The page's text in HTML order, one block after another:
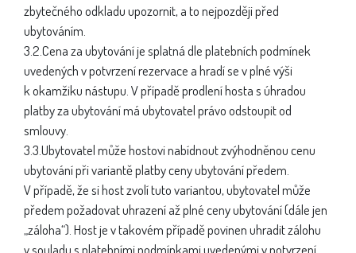
zbytečného odkladu upozornit, a to nejpozději před
ubytováním.
3.2.Cena za ubytování je splatná dle platebních podmínek
uvedených v potvrzení rezervace a hradí se v plné výši
k okamžiku nástupu. V případě prodlení hosta s úhradou
platby za ubytování má ubytovatel právo odstoupit od
smlouvy.
3.3.Ubytovatel může hostovi nabídnout zvýhodněnou cenu
ubytování při variantě platby ceny ubytování předem.
V případě, že si host zvolí tuto variantou, ubytovatel může
předem požadovat uhrazení až plné ceny ubytování (dále jen
„záloha“). Host je v takovém případě povinen uhradit zálohu
v souladu s platebními podmínkami uvedenými v potvrzení